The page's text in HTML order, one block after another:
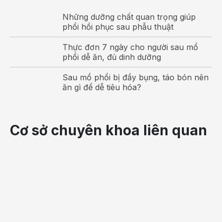
Mẹ bầu nên lưu ý hạn chế tối đa việc uốn duỗi,
nhuộm tóc trong 3 tháng đầu thai kỳ
Những dưỡng chất quan trọng giúp
phổi hồi phục sau phẫu thuật
Thực đơn 7 ngày cho người sau mổ
phổi dễ ăn, đủ dinh dưỡng
Sau mổ phổi bị đầy bụng, táo bón nên
ăn gì để dễ tiêu hóa?
Cơ sở chuyên khoa liên quan